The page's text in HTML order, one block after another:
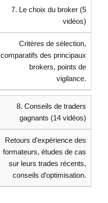
7. Le choix du broker (5
vidéos)
Critères de sélection,
comparatifs des principaux
brokers, points de
vigilance.
8. Conseils de traders
gagnants (14 vidéos)
Retours d’expérience des
formateurs, études de cas
sur leurs trades récents,
conseils d’optimisation.